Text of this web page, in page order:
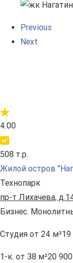
Previous
Next
4.00
508 т.р.
Жилой остров
Технопарк
пр-т Лихачева,
Бизнес.
Студия от 24 м²
1-к. от 38 м²20